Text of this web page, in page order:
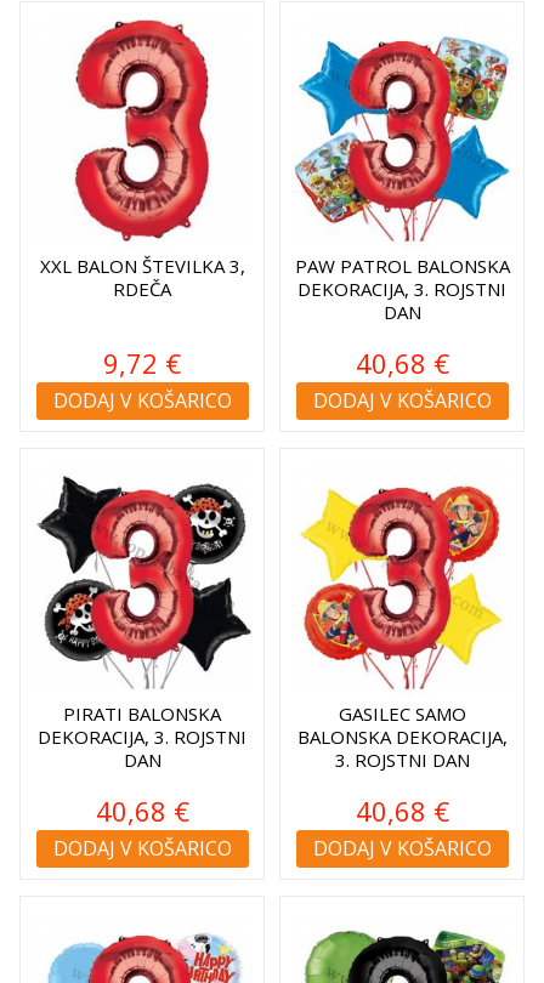
XXL BALON ŠTEVILKA 3,
RDEČA
9,72 €
DODAJ V KOŠARICO
PAW PATROL BALONSKA
DEKORACIJA, 3. ROJSTNI
DAN
40,68 €
DODAJ V KOŠARICO
PIRATI BALONSKA
DEKORACIJA, 3. ROJSTNI
DAN
40,68 €
DODAJ V KOŠARICO
GASILEC SAMO
BALONSKA DEKORACIJA,
3. ROJSTNI DAN
40,68 €
DODAJ V KOŠARICO